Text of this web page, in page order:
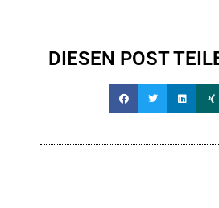
DIESEN POST